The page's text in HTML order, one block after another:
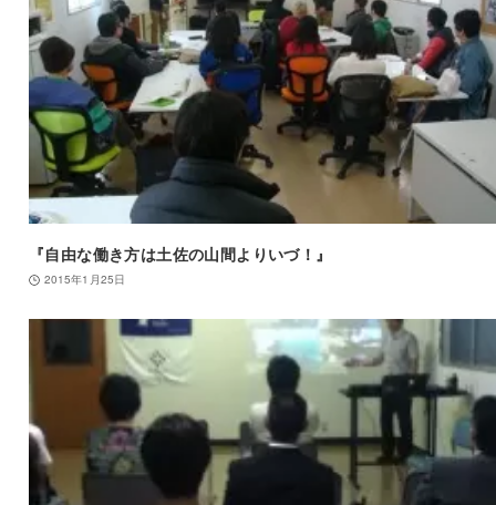
『自由な働き方は土佐の山間よりいづ！』
2015年1月25日